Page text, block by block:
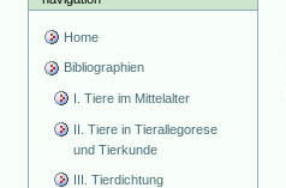
Home
Bibliographien
I. Tiere im Mittelalter
II. Tiere in Tierallegorese
und Tierkunde
III. Tierdichtung